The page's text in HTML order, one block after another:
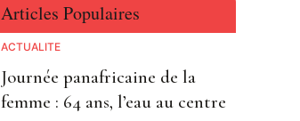
Articles Populaires
ACTUALITE
Journée panafricaine de la
femme : 64 ans, l’eau au centre